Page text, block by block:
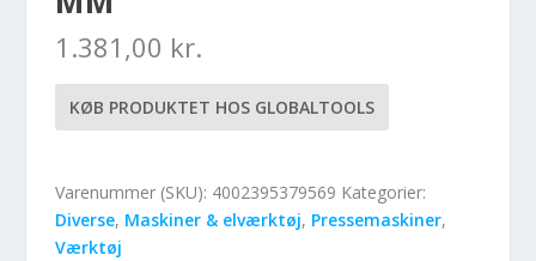
1.381,00 kr.
KØB PRODUKTET HOS GLOBALTOOLS
Varenummer (SKU): 4002395379569 Kategorier:
Diverse, Maskiner & elværktøj, Pressemaskiner,
Værktøj